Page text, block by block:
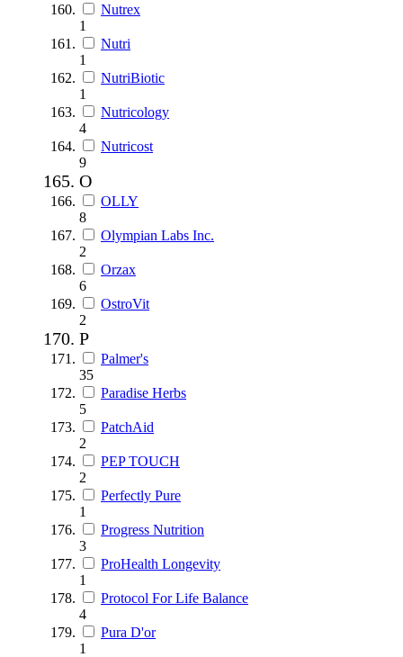
Nutrex
1
Nutri
1
NutriBiotic
1
Nutricology
4
Nutricost
9
O
OLLY
8
Olympian Labs Inc.
2
Orzax
6
OstroVit
2
P
Palmer's
35
Paradise Herbs
5
PatchAid
2
PEP TOUCH
2
Perfectly Pure
1
Progress Nutrition
3
ProHealth Longevity
1
Protocol For Life Balance
4
Pura D'or
1